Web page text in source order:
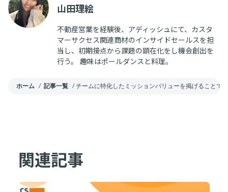
山田理絵
不動産営業を経験後、アディッシュにて、カスタ
マーサクセス関連商材のインサイドセールスを担
当し、初期接点から課題の顕在化をし機会創出を
行う。 趣味はポールダンスと料理。
ホーム / 記事一覧 /チームに特化したミッションバリューを掲げることで
関連記事